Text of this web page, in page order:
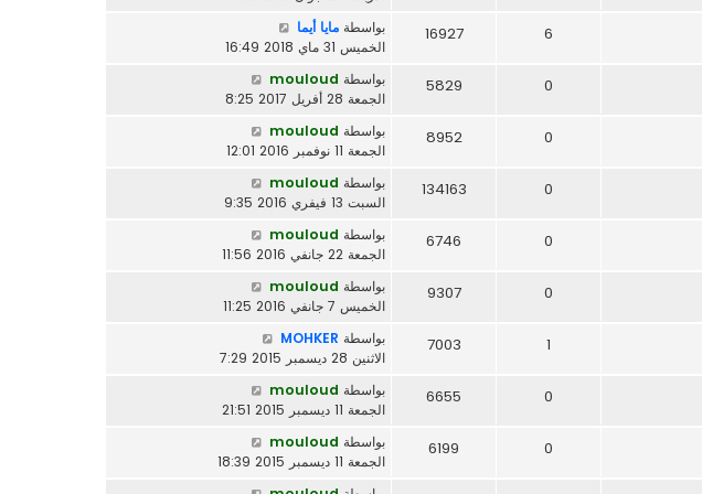
6
16927 بواسطة مايا أيما
الخميس 31 ماي 2018 16:49
0
5829 بواسطة mouloud
الجمعة 28 أفريل 2017 8:25
0
8952 بواسطة mouloud
الجمعة 11 نوفمبر 2016 12:01
0
134163 بواسطة mouloud
السبت 13 فيفري 2016 9:35
0
6746 بواسطة mouloud
الجمعة 22 جانفي 2016 11:56
0
9307 بواسطة mouloud
الخميس 7 جانفي 2016 11:25
1
7003 بواسطة MOHKER
الاثنين 28 ديسمبر 2015 7:29
0
6655 بواسطة mouloud
الجمعة 11 ديسمبر 2015 21:51
0
6199 بواسطة mouloud
الجمعة 11 ديسمبر 2015 18:39